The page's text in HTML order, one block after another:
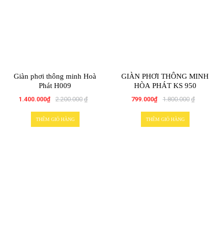
Giàn phơi thông minh Hoà
Phát H009
1.400.000₫ 2.200.000 ₫
THÊM GIỎ HÀNG
GIÀN PHƠI THÔNG MINH
HÒA PHÁT KS 950
799.000₫ 1.800.000 ₫
THÊM GIỎ HÀNG